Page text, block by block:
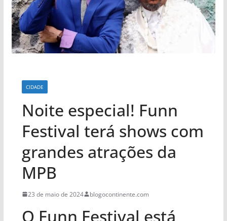
CIDADE
Noite especial! Funn
Festival terá shows com
grandes atrações da
MPB
23 de maio de 2024 blogocontinente.com
O Funn Festival está